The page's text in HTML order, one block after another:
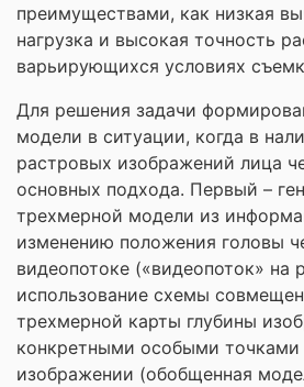
преимуществами, как низкая
нагрузка и высокая точность
варьирующихся условиях
Для решения задачи
модели в ситуации, когда в
растровых изображений лица
основных подхода. Первый –
трехмерной модели из
изменению положения головы
видеопотоке («видеопоток» на
использование схемы
трехмерной карты глубины
конкретными особыми точками
изображении (обобщенная